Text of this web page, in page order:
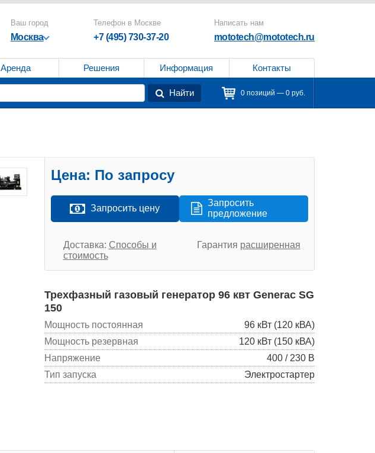
Ваш город
Москва
Телефон в Москве
+7 (495) 730-37-20
Написать нам
mototech@mototech.ru
Аренда Решения Информация Контакты
Найти 0 позиций — 0 руб.
Цена: По запросу
Запросить цену
Запросить
предложение
Доставка: Способы и
стоимость
Гарантия расширенная
Трехфазный газовый генератор 96 квт Generac SG
150
Мощность постоянная
96 кВт (120 кВА)
Мощность резервная
120 кВт (150 кВА)
Напряжение
400 / 230 В
Тип запуска
Электростартер